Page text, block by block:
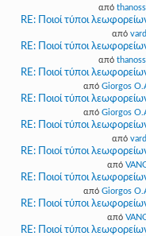
από
RE: Ποιοί τύποι
από
RE: Ποιοί τύποι
από
RE: Ποιοί τύποι
από Giorgos
RE: Ποιοί τύποι
από Giorgos
RE: Ποιοί τύποι
από
RE: Ποιοί τύποι
από
RE: Ποιοί τύποι
από Giorgos
RE: Ποιοί τύποι
από
RE: Ποιοί τύποι